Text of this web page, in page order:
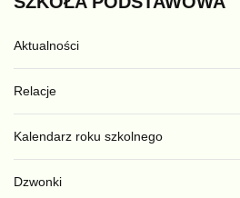
Aktualności
Relacje
Kalendarz roku szkolnego
Dzwonki